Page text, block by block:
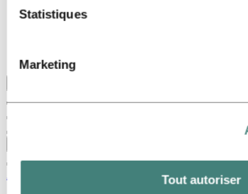
correspondants. Vous pouvez
Statistiques
Marketing
Tout autoriser
Notre but et nos valeurs
Notre stratégie